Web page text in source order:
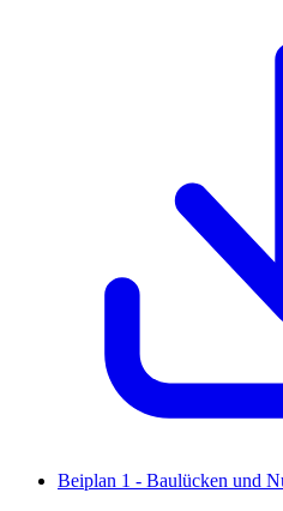
Beiplan 1 - Baulücken und